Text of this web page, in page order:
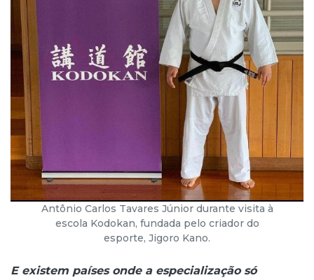
Antônio Carlos Tavares Júnior durante visita à
escola Kodokan, fundada pelo criador do
esporte, Jigoro Kano.
E existem países onde a especialização só